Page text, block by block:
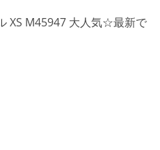
XS M45947 大人気☆最新で